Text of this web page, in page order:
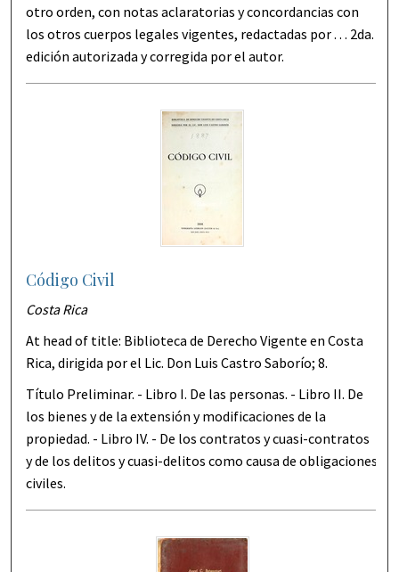
otro orden, con notas aclaratorias y concordancias con
los otros cuerpos legales vigentes, redactadas por . . . 2da.
edición autorizada y corregida por el autor.
Código Civil
Costa Rica
At head of title: Biblioteca de Derecho Vigente en Costa
Rica, dirigida por el Lic. Don Luis Castro Saborío; 8.
Título Preliminar. - Libro I. De las personas. - Libro II. De
los bienes y de la extensión y modificaciones de la
propiedad. - Libro IV. - De los contratos y cuasi-contratos
y de los delitos y cuasi-delitos como causa de obligaciones
civiles.